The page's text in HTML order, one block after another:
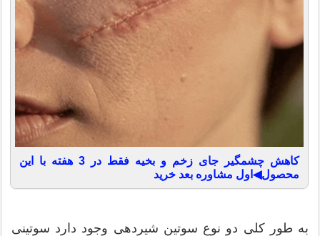
کاهش چشمگیر جای زخم و بخیه فقط در 3 هفته با این
محصول◀اول مشاوره بعد خرید
به طور کلی دو نوع سوتین شیردهی وجود دارد سوتینی